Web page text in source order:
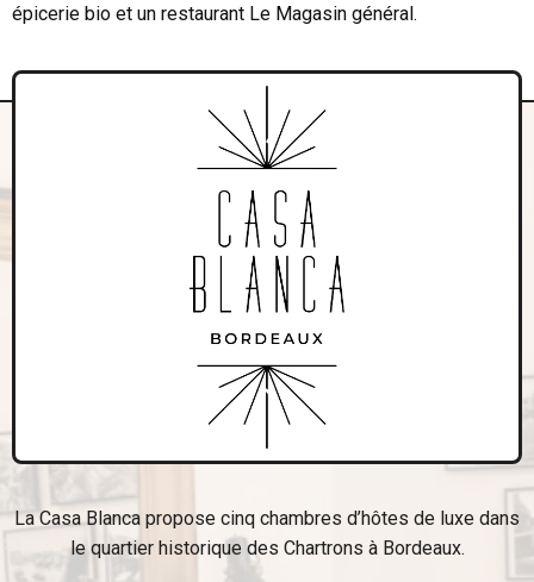
épicerie bio et un restaurant Le Magasin général.
La Casa Blanca propose cinq chambres d’hôtes de luxe dans
le quartier historique des Chartrons à Bordeaux.